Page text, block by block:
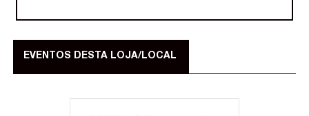
EVENTOS DESTA LOJA/LOCAL